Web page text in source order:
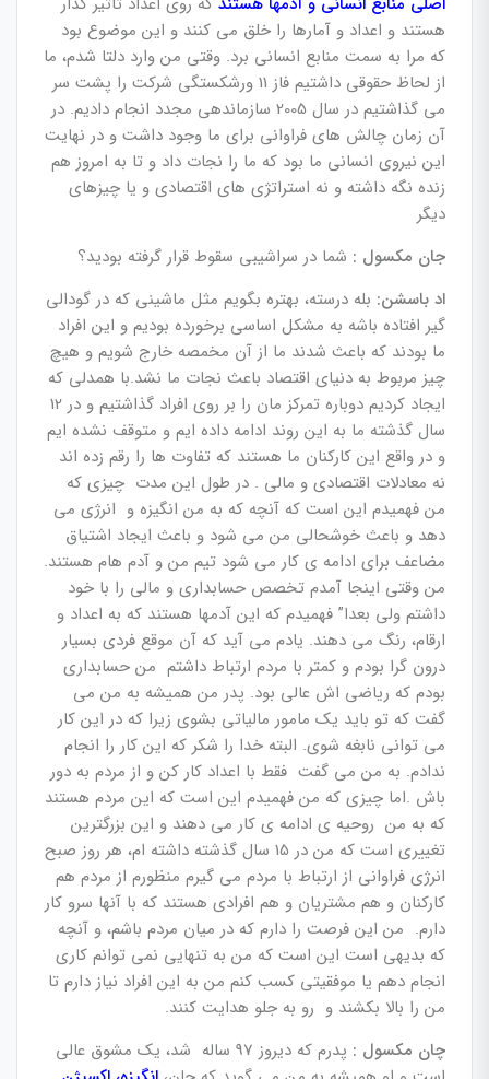
هستند و اعداد و آمارها را خلق می کنند و این موضوع بود
که مرا به سمت منابع انسانی برد. وقتی من وارد دلتا شدم، ما
از لحاظ حقوقی داشتیم فاز 11 ورشکستگی شرکت را پشت سر
می گذاشتیم در سال 2005 سازماندهی مجدد انجام دادیم. در
آن زمان چالش های فراوانی برای ما وجود داشت و در نهایت
این نیروی انسانی ما بود که ما را نجات داد و تا به امروز هم
زنده نگه داشته و نه استراتژی های اقتصادی و یا چیزهای
دیگر
جان مکسول : شما در سراشیبی سقوط قرار گرفته بودید؟
اد باسشن: بله درسته، بهتره بگویم مثل ماشینی که در گودالی
گیر افتاده باشه به مشکل اساسی برخورده بودیم و این افراد
ما بودند که باعث شدند ما از آن مخمصه خارج شویم و هیچ
چیز مربوط به دنیای اقتصاد باعث نجات ما نشد.با همدلی که
ایجاد کردیم دوباره تمرکز مان را بر روی افراد گذاشتیم و در 12
سال گذشته ما به این روند ادامه داده ایم و متوقف نشده ایم
و در واقع این کارکنان ما هستند که تفاوت ها را رقم زده اند
نه معادلات اقتصادی و مالی . در طول این مدت چیزی که
من فهمیدم این است که آنچه که به من انگیزه و انرژی می
دهد و باعث خوشحالی من می شود و باعث ایجاد اشتیاق
مضاعف برای ادامه ی کار می شود تیم من و آدم هام هستند.
من وقتی اینجا آمدم تخصص حسابداری و مالی را با خود
داشتم ولی بعدا” فهمیدم که این آدمها هستند که به اعداد و
ارقام، رنگ می دهند. یادم می آید که آن موقع فردی بسیار
درون گرا بودم و کمتر با مردم ارتباط داشتم من حسابداری
بودم که ریاضی اش عالی بود. پدر من همیشه به من می
گفت که تو باید یک مامور مالیاتی بشوی زیرا که در این کار
می توانی نابغه شوی. البته خدا را شکر که این کار را انجام
ندادم. به من می گفت فقط با اعداد کار کن و از مردم به دور
باش .اما چیزی که من فهمیدم این است که این مردم هستند
که به من روحیه ی ادامه ی کار می دهند و این بزرگترین
تغییری است که من در 15 سال گذشته داشته ام، هر روز صبح
انرژی فراوانی از ارتباط با مردم می گیرم منظورم از مردم هم
کارکنان و هم مشتریان و هم افرادی هستند که با آنها سرو کار
دارم. من این فرصت را دارم که در میان مردم باشم، و آنچه
که بدیهی است این است که من به تنهایی نمی توانم کاری
انجام دهم یا موفقیتی کسب کنم من به این افراد نیاز دارم تا
من را بالا بکشند و رو به جلو هدایت کنند.
چان مکسول :
پدرم که دیروز 97 ساله شد، یک مشوق عالی